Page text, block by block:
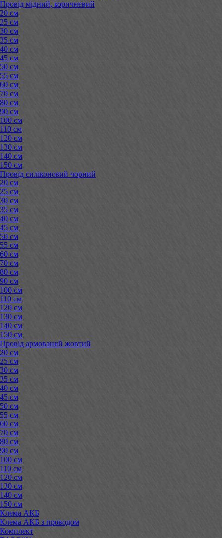
Провід мідний, коричневий
20 см
25 см
30 см
35 см
40 см
45 см
50 см
55 см
60 см
70 см
80 см
90 см
100 см
110 см
120 см
130 см
140 см
150 см
Провід силіконовий чорний
20 см
25 см
30 см
35 см
40 см
45 см
50 см
55 см
60 см
70 см
80 см
90 см
100 см
110 см
120 см
130 см
140 см
150 см
Провід армований жовтий
20 см
25 см
30 см
35 см
40 см
45 см
50 см
55 см
60 см
70 см
80 см
90 см
100 см
110 см
120 см
130 см
140 см
150 см
Клема АКБ
Клема АКБ з проводом
Комплект